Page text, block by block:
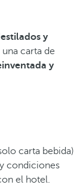
y
carta de
y
carta bebida)
condiciones
el hotel.